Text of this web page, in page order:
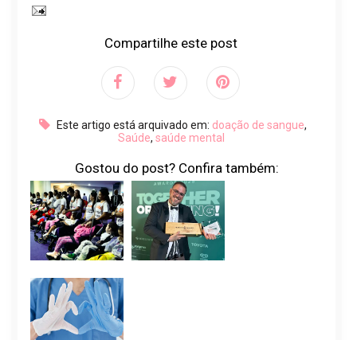
Compartilhe este post
Este artigo está arquivado em: doação de sangue,
Saúde, saúde mental
Gostou do post? Confira também: